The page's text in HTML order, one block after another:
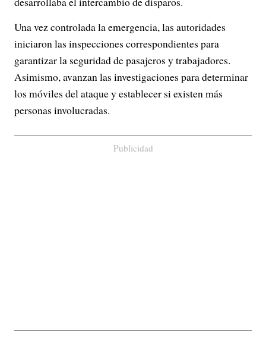
Una vez controlada la emergencia, las autoridades
iniciaron las inspecciones correspondientes para
garantizar la seguridad de pasajeros y trabajadores.
Asimismo, avanzan las investigaciones para determinar
los móviles del ataque y establecer si existen más
personas involucradas.
Publicidad